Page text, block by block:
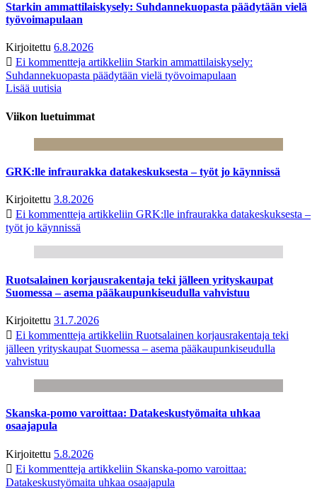
Starkin ammattilaiskysely: Suhdannekuopasta päädytään vielä
työvoimapulaan
Kirjoitettu 6.8.2026
Ei kommentteja artikkeliin Starkin ammattilaiskysely:
Suhdannekuopasta päädytään vielä työvoimapulaan
Lisää uutisia
Viikon luetuimmat
GRK:lle infraurakka datakeskuksesta – työt jo käynnissä
Kirjoitettu 3.8.2026
Ei kommentteja artikkeliin GRK:lle infraurakka datakeskuksesta –
työt jo käynnissä
Ruotsalainen korjausrakentaja teki jälleen yrityskaupat
Suomessa – asema pääkaupunkiseudulla vahvistuu
Kirjoitettu 31.7.2026
Ei kommentteja artikkeliin Ruotsalainen korjausrakentaja teki
jälleen yrityskaupat Suomessa – asema pääkaupunkiseudulla
vahvistuu
Skanska-pomo varoittaa: Datakeskustyömaita uhkaa
osaajapula
Kirjoitettu 5.8.2026
Ei kommentteja artikkeliin Skanska-pomo varoittaa:
Datakeskustyömaita uhkaa osaajapula